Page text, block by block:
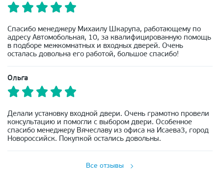
Спасибо менеджеру Михаилу Шкарупа, работающему по
адресу Автомобольная, 10, за квалифицированную помощь
в подборе межкомнатных и входных дверей. Очень
осталась довольна его работой, большое спасибо!
Ольга
Делали установку входной двери. Очень грамотно провели
консультацию и помогли с выбором двери. Особенное
спасибо менеджеру Вячеславу из офиса на Исаева3, город
Новороссийск. Покупкой остались довольны.
Все отзывы